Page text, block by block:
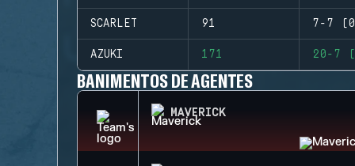
SCARLET 91 7-7
AZUKI 171 20-7
BANIMENTOS DE AGENTES
MAVERICK